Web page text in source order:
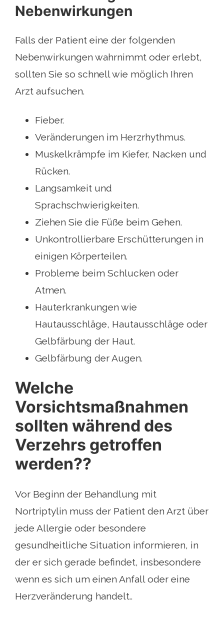
Nebenwirkungen
Falls der Patient eine der folgenden
Nebenwirkungen wahrnimmt oder erlebt,
sollten Sie so schnell wie möglich Ihren
Arzt aufsuchen.
Fieber.
Veränderungen im Herzrhythmus.
Muskelkrämpfe im Kiefer, Nacken und
Rücken.
Langsamkeit und
Sprachschwierigkeiten.
Ziehen Sie die Füße beim Gehen.
Unkontrollierbare Erschütterungen in
einigen Körperteilen.
Probleme beim Schlucken oder
Atmen.
Hauterkrankungen wie
Hautausschläge, Hautausschläge oder
Gelbfärbung der Haut.
Gelbfärbung der Augen.
Welche
Vorsichtsmaßnahmen
sollten während des
Verzehrs getroffen
werden??
Vor Beginn der Behandlung mit
Nortriptylin muss der Patient den Arzt über
jede Allergie oder besondere
gesundheitliche Situation informieren, in
der er sich gerade befindet, insbesondere
wenn es sich um einen Anfall oder eine
Herzveränderung handelt..